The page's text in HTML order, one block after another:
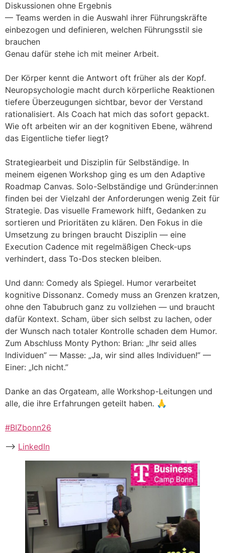
Diskussionen ohne Ergebnis
— Teams werden in die Auswahl ihrer Führungskräfte
einbezogen und definieren, welchen Führungsstil sie
brauchen
Genau dafür stehe ich mit meiner Arbeit.
Der Körper kennt die Antwort oft früher als der Kopf.
Neuropsychologie macht durch körperliche Reaktionen
tiefere Überzeugungen sichtbar, bevor der Verstand
rationalisiert. Als Coach hat mich das sofort gepackt.
Wie oft arbeiten wir an der kognitiven Ebene, während
das Eigentliche tiefer liegt?
Strategiearbeit und Disziplin für Selbständige. In
meinem eigenen Workshop ging es um den Adaptive
Roadmap Canvas. Solo-Selbständige und Gründer:innen
finden bei der Vielzahl der Anforderungen wenig Zeit für
Strategie. Das visuelle Framework hilft, Gedanken zu
sortieren und Prioritäten zu klären. Den Fokus in die
Umsetzung zu bringen braucht Disziplin — eine
Execution Cadence mit regelmäßigen Check-ups
verhindert, dass To-Dos stecken bleiben.
Und dann: Comedy als Spiegel. Humor verarbeitet
kognitive Dissonanz. Comedy muss an Grenzen kratzen,
ohne den Tabubruch ganz zu vollziehen — und braucht
dafür Kontext. Scham, über sich selbst zu lachen, oder
der Wunsch nach totaler Kontrolle schaden dem Humor.
Zum Abschluss Monty Python: Brian: „Ihr seid alles
Individuen” — Masse: „Ja, wir sind alles Individuen!” —
Einer: „Ich nicht.”
Danke an das Orgateam, alle Workshop-Leitungen und
alle, die ihre Erfahrungen geteilt haben. 🙏
#BIZbonn26
–> LinkedIn